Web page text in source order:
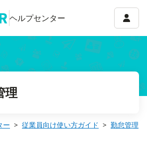
ヘルプセンター アカ
理
ー 従業員向け使い方ガイド 勤怠管理